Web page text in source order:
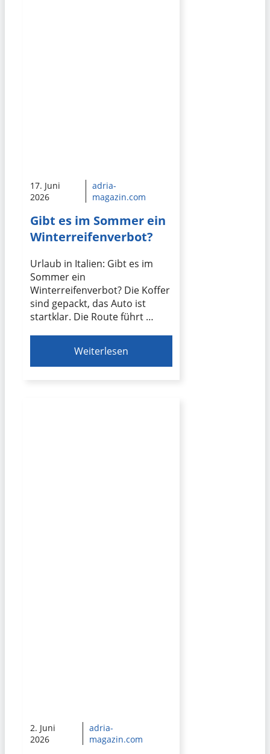
17. Juni
2026
adria-
magazin.com
Gibt es im Sommer ein
Winterreifenverbot?
Urlaub in Italien: Gibt es im
Sommer ein
Winterreifenverbot? Die Koffer
sind gepackt, das Auto ist
startklar. Die Route führt …
Weiterlesen
2. Juni
2026
adria-
magazin.com